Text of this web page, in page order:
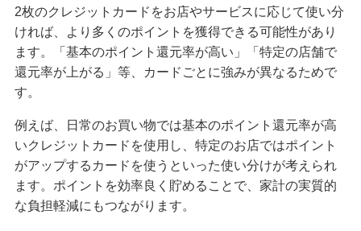
クレジットカードは何枚までが良い？2枚以上を持
つメリット・デメリット等を解説
クレジットカードのステータスとは？保有する必
要性や役立つシーン、選び方を解説
クレジットカードの名義変更のタイミングは？方
2枚のクレジットカードをお店やサービスに応じて使い分
ければ、より多くのポイントを獲得できる可能性があり
ます。「基本のポイント還元率が高い」「特定の店舗で
還元率が上がる」等、カードごとに強みが異なるためで
す。
例えば、日常のお買い物では基本のポイント還元率が高
いクレジットカードを使用し、特定のお店ではポイント
がアップするカードを使うといった使い分けが考えられ
ます。ポイントを効率良く貯めることで、家計の実質的
な負担軽減にもつながります。